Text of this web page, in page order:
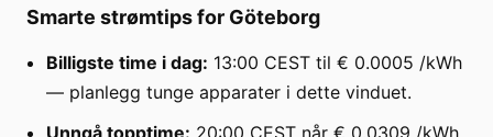
Smarte strømtips for Göteborg
Billigste time i dag: 13:00 CEST til € 0.0005 /kWh
— planlegg tunge apparater i dette vinduet.
Unngå topptime: 20:00 CEST når € 0.0309 /kWh